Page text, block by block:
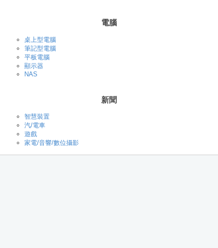
電腦
桌上型電腦
筆記型電腦
平板電腦
顯示器
NAS
新聞
智慧裝置
汽/電車
遊戲
家電/音響/數位攝影